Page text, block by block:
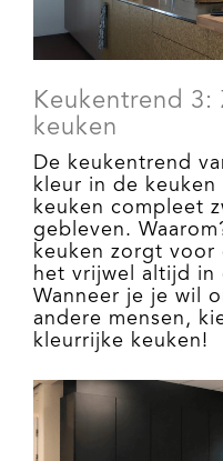
Keukentrend
keuken
De keukentrend
kleur in de
keuken compleet
gebleven.
keuken zorgt
het vrijwel altijd in
Wanneer je je wil
andere mensen,
kleurrijke keuken!